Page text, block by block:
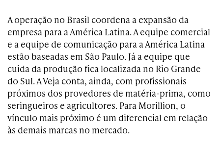
A operação no Brasil coordena a expansão da
empresa para a América Latina. A equipe comercial
e a equipe de comunicação para a América Latina
estão baseadas em São Paulo. Já a equipe que
cuida da produção fica localizada no Rio Grande
do Sul. A Veja conta, ainda, com profissionais
próximos dos provedores de matéria-prima, como
seringueiros e agricultores. Para Morillion, o
vínculo mais próximo é um diferencial em relação
às demais marcas no mercado.